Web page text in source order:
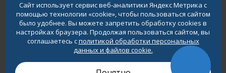
+7-917-200-32-54
ekb@metkon.ru
© 2026 Завод «Меткон»
Политика в отношении обработки данных
Сайт использует сервис веб-аналитики Яндекс Метрика с
помощью технологии «cookie», чтобы пользоваться сайтом
было удобнее. Вы можете запретить обработку cookies в
настройках браузера. Продолжая пользоваться сайтом, вы
соглашаетесь сполитикой обработки персональных
данных и файлов cookie.